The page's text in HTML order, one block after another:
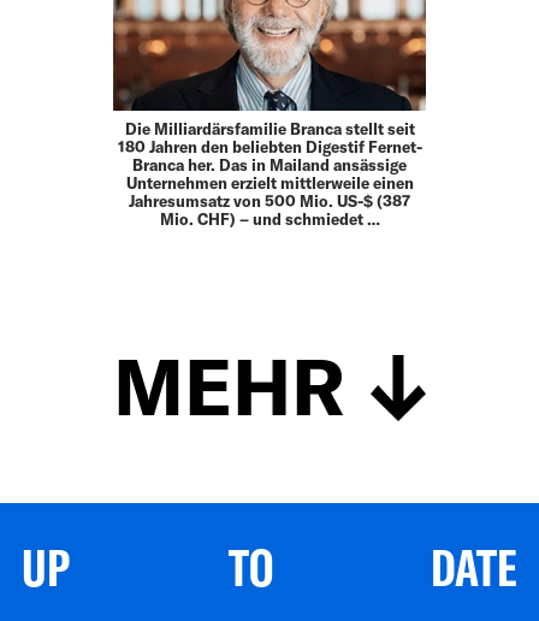
Die Milliardärsfamilie Branca stellt seit
180 Jahren den beliebten Digestif Fernet-
Branca her. Das in Mailand ansässige
Unternehmen erzielt mittlerweile einen
Jahresumsatz von 500 Mio. US-$ (387
Mio. CHF) – und schmiedet …
MEHR
UP TO DATE